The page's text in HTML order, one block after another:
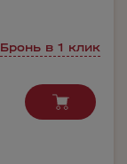
Бронь в 1 клик